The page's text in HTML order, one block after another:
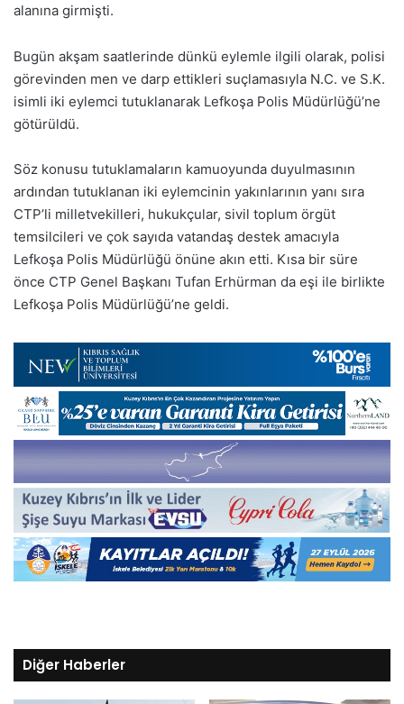
alanına girmişti.
Bugün akşam saatlerinde dünkü eylemle ilgili olarak, polisi
görevinden men ve darp ettikleri suçlamasıyla N.C. ve S.K.
isimli iki eylemci tutuklanarak Lefkoşa Polis Müdürlüğü’ne
götürüldü.
Söz konusu tutuklamaların kamuoyunda duyulmasının
ardından tutuklanan iki eylemcinin yakınlarının yanı sıra
CTP’li milletvekilleri, hukukçular, sivil toplum örgüt
temsilcileri ve çok sayıda vatandaş destek amacıyla
Lefkoşa Polis Müdürlüğü önüne akın etti. Kısa bir süre
önce CTP Genel Başkanı Tufan Erhürman da eşi ile birlikte
Lefkoşa Polis Müdürlüğü’ne geldi.
Diğer Haberler